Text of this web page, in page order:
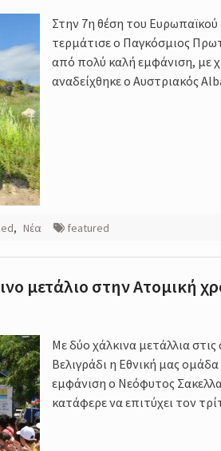
Στην 7η θέση του
τερμάτισε ο Παγκόσμιος
από πολύ καλή εμφάνιση, με
αναδείχθηκε ο Αυστριακός
, Νέα featured
μετάλιο στην Ατομική
Με δύο χάλκινα μετάλλια
Βελιγράδι η Εθνική μας
εμφάνιση ο Νεόφυτος
κατάφερε να επιτύχει τον